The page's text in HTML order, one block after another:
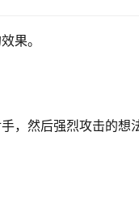
果。
，然后强烈攻击的想法